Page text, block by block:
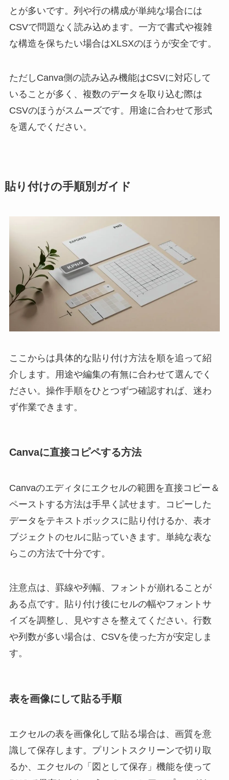
とが多いです。列や行の構成が単純な場合には
CSVで問題なく読み込めます。一方で書式や複雑
な構造を保ちたい場合はXLSXのほうが安全です。
ただしCanva側の読み込み機能はCSVに対応して
いることが多く、複数のデータを取り込む際は
CSVのほうがスムーズです。用途に合わせて形式
を選んでください。
貼り付けの手順別ガイド
ここからは具体的な貼り付け方法を順を追って紹
介します。用途や編集の有無に合わせて選んでく
ださい。操作手順をひとつずつ確認すれば、迷わ
ず作業できます。
Canvaに直接コピペする方法
Canvaのエディタにエクセルの範囲を直接コピー＆
ペーストする方法は手早く試せます。コピーした
データをテキストボックスに貼り付けるか、表オ
ブジェクトのセルに貼っていきます。単純な表な
らこの方法で十分です。
注意点は、罫線や列幅、フォントが崩れることが
ある点です。貼り付け後にセルの幅やフォントサ
イズを調整し、見やすさを整えてください。行数
や列数が多い場合は、CSVを使った方が安定しま
す。
表を画像にして貼る手順
エクセルの表を画像化して貼る場合は、画質を意
識して保存します。プリントスクリーンで切り取
るか、エクセルの「図として保存」機能を使って